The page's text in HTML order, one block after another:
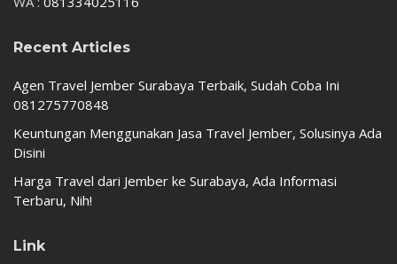
Recent Articles
Agen Travel Jember Surabaya Terbaik, Sudah Coba Ini
081275770848
Keuntungan Menggunakan Jasa Travel Jember, Solusinya Ada
Disini
Harga Travel dari Jember ke Surabaya, Ada Informasi
Terbaru, Nih!
Link